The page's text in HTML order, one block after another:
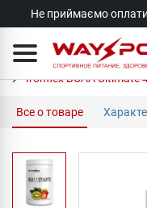
Не приймаємо
Ironflex BCAA Ultimate
Все о товаре